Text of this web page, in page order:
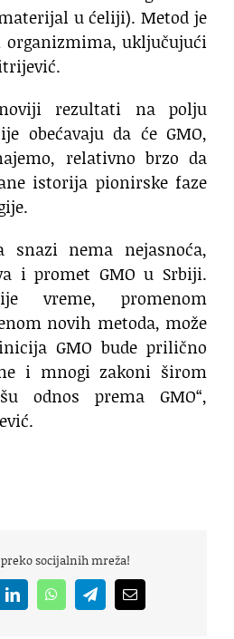
u ćeliji). Metod je
uključujući
rezultati na polju
obećavaju da će GMO,
relativno brzo da
istorija pionirske faze
snazi nema nejasnoća,
i promet GMO u Srbiji.
vreme, promenom
novih metoda, može
GMO bude prilično
i mnogi zakoni širom
odnos prema GMO“,
socijalnih mreža!
LinkedInWhatsAppTelegramEmail